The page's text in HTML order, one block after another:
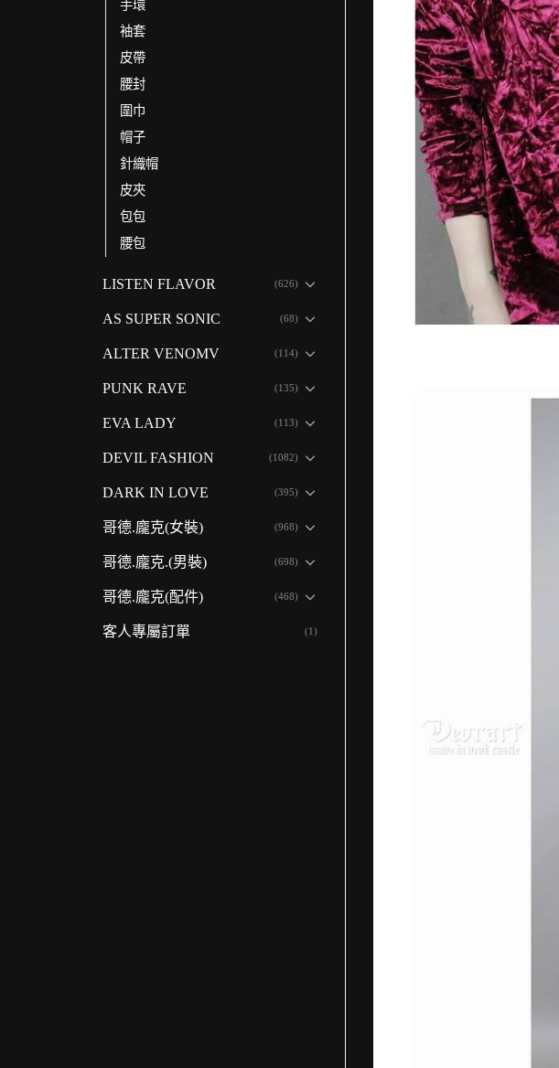
手環
袖套
皮帶
腰封
圍巾
帽子
針織帽
皮夾
包包
腰包
LISTEN FLAVOR (626)
AS SUPER SONIC (68)
ALTER VENOMV (114)
PUNK RAVE (135)
EVA LADY (113)
DEVIL FASHION (1082)
DARK IN LOVE (395)
哥德.龐克(女裝) (968)
哥德.龐克.(男裝) (698)
哥德.龐克(配件) (468)
客人專屬訂單 (1)